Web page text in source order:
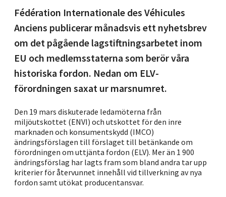
Fédération Internationale des Véhicules
Anciens publicerar månadsvis ett nyhetsbrev
om det pågående lagstiftningsarbetet inom
EU och medlemsstaterna som berör våra
historiska fordon. Nedan om ELV-
förordningen saxat ur marsnumret.
Den 19 mars diskuterade ledamöterna från
miljöutskottet (ENVI) och utskottet för den inre
marknaden och konsumentskydd (IMCO)
ändringsförslagen till förslaget till betänkande om
förordningen om uttjänta fordon (ELV). Mer än 1 900
ändringsförslag har lagts fram som bland andra tar upp
kriterier för återvunnet innehåll vid tillverkning av nya
fordon samt utökat producentansvar.